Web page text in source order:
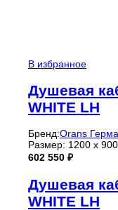
В избранное
Душевая
WHITE LH
Бренд:Orans
Размер: 1200 х
602 550 ₽
Душевая
WHITE LH